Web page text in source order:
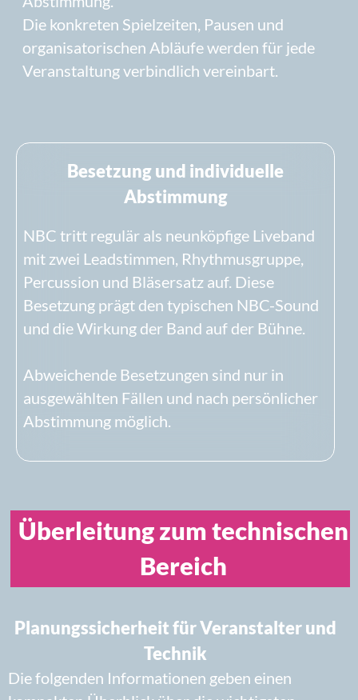
Überleitung zum technischen
Bereich
Die folgenden Informationen geben einen
kompakten Überblick über die wichtigsten
Voraussetzungen. Die vollständigen und
verbindlichen Angaben finden Sie in den
Technischen Mindestanforderungen und im
1. Bühne und technische
Grundvoraussetzungen
Für die reguläre neunköpfige Besetzung gelten
folgende Voraussetzungen:
Mindestmaß
: 6 m Breite × 5 m Tiefe
zusammenhängend und uneingeschränkt
nutzbar
empfohlen: etwa 40 m² Bühnenfläche
Podeste für Schlagzeug und Bläser sind
wünschenswert, aber keine Voraussetzung.
Der Veranstalter stellt eine für
Veranstaltungsort, Publikumsfläche und
Besucherzahl angemessen dimensionierte
Ton- und Lichttechnik einschließlich
fachkundiger Bedienung bereit.